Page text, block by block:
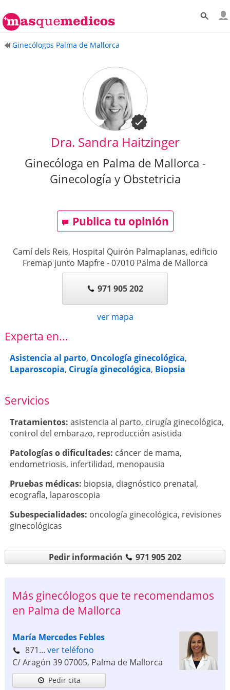
Ginecólogos Palma de Mallorca
Dra. Sandra Haitzinger
Ginecóloga en Palma de Mallorca -
Ginecología y Obstetricia
Publica tu opinión
Camí dels Reis, Hospital Quirón Palmaplanas, edificio
Fremap junto Mapfre-07010 Palma de Mallorca
971 905 202
ver mapa
Experta en...
Asistencia al parto, Oncología ginecológica,
Laparoscopia, Cirugía ginecológica, Biopsia
Servicios
Tratamientos: asistencia al parto, cirugía ginecológica,
control del embarazo, reproducción asistida
Patologí­as o dificultades: cáncer de mama,
endometriosis, infertilidad, menopausia
Pruebas médicas: biopsia, diagnóstico prenatal,
ecografía, laparoscopia
Subespecialidades: oncología ginecológica, revisiones
ginecológicas
Pedir información 971 905 202
Más ginecólogos que te recomendamos
en Palma de Mallorca
María Mercedes Febles
871... ver teléfono
C/ Aragón 3907005, Palma de Mallorca
Pedir cita